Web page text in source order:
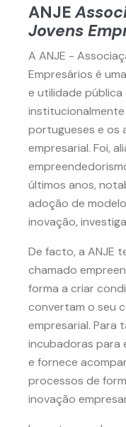
ANJE
Jovens
A ANJE -
Empresários é
e utilidade pública
portugueses e os
empresarial. Foi,
últimos anos,
adoção de
inovação,
De facto, a ANJE
chamado
forma a criar
convertam o seu
empresarial. Para
incubadoras para
e fornece
processos de
inovação